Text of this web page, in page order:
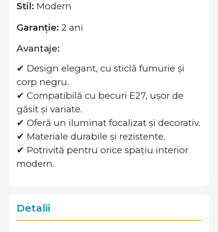
Stil: Modern
Garanție: 2 ani
Avantaje:
✔ Design elegant, cu sticlă fumurie și
corp negru.
✔ Compatibilă cu becuri E27, ușor de
găsit și variate.
✔ Oferă un iluminat focalizat și decorativ.
✔ Materiale durabile și rezistente.
✔ Potrivită pentru orice spațiu interior
modern.
Detalii